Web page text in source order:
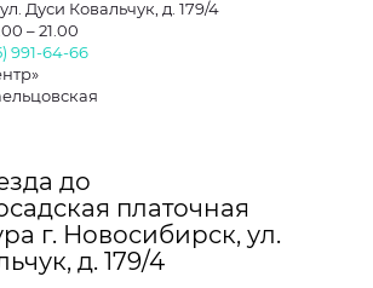
Дуси Ковальчук, д. 179/4
– 21.00
991-64-66
до
платочная
г. Новосибирск, ул.
д. 179/4